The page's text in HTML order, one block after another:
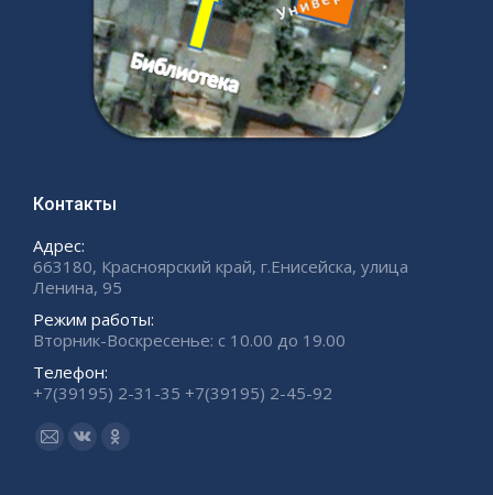
Контакты
Адрес:
663180, Красноярский край, г.Енисейска, улица
Ленина, 95
Режим работы:
Вторник-Воскресенье: с 10.00 до 19.00
Телефон:
+7(39195) 2-31-35 +7(39195) 2-45-92
Ищите нас:
СтраницаСтраница
Страница